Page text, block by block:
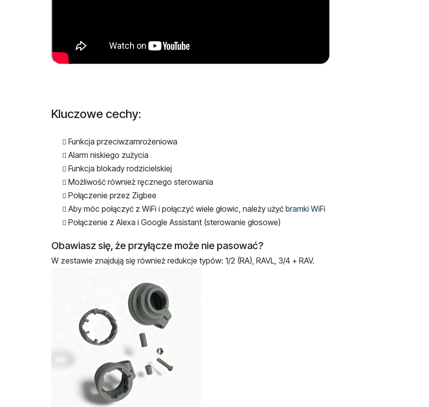
Kluczowe cechy:
Funkcja przeciwzamrożeniowa
Alarm niskiego zużycia
Funkcja blokady rodzicielskiej
Możliwość również ręcznego sterowania
Połączenie przez Zigbee
Aby móc połączyć z WiFi i połączyć wiele głowic, należy użyć bramki WiFi
Połączenie z Alexa i Google Assistant (sterowanie głosowe)
Obawiasz się, że przyłącze może nie pasować?
W zestawie znajdują się również redukcje typów: 1/2 (RA), RAVL, 3/4 + RAV.